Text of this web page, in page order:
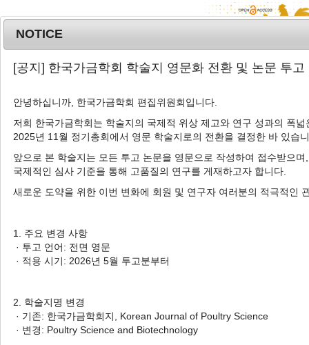
T
o
e
n
a
MENU
Advanced Search List
Author: Hyun Hee So
1 Articles are founded.
Comparison of Biosecurity Level
in Domestic Poultry Farms
NOTICE
[공지] 한국가금학회 학술지 영문화 전환 및 논문 투고
안녕하십니까, 한국가금학회 편집위원회입니다.
저희 한국가금학회는 학술지의 국제적 위상 제고와 연구 성과의 폭넓
2025년 11월 정기총회에서 영문 학술지로의 전환을 결정한 바 있습
앞으로 본 학술지는 모든 투고 논문을 영문으로 작성하여 접수받으며,
국제적인 심사 기준을 통해 고품질의 연구를 게재하고자 합니다.
새로운 도약을 위한 이번 변화에 회원 및 연구자 여러분의 적극적인
1. 주요 변경 사항
· 투고 언어: 전면 영문
· 적용 시기: 2026년 5월 투고분부터
2. 학술지명 변경
· 기존: 한국가금학회지, Korean Journal of Poultry Science
· 변경: Poultry Science and Biotechnology